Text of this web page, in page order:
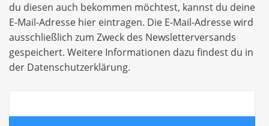
du diesen auch bekommen möchtest, kannst du deine
E-Mail-Adresse hier eintragen. Die E-Mail-Adresse wird
ausschließlich zum Zweck des Newsletterversands
gespeichert. Weitere Informationen dazu findest du in
der Datenschutzerklärung.